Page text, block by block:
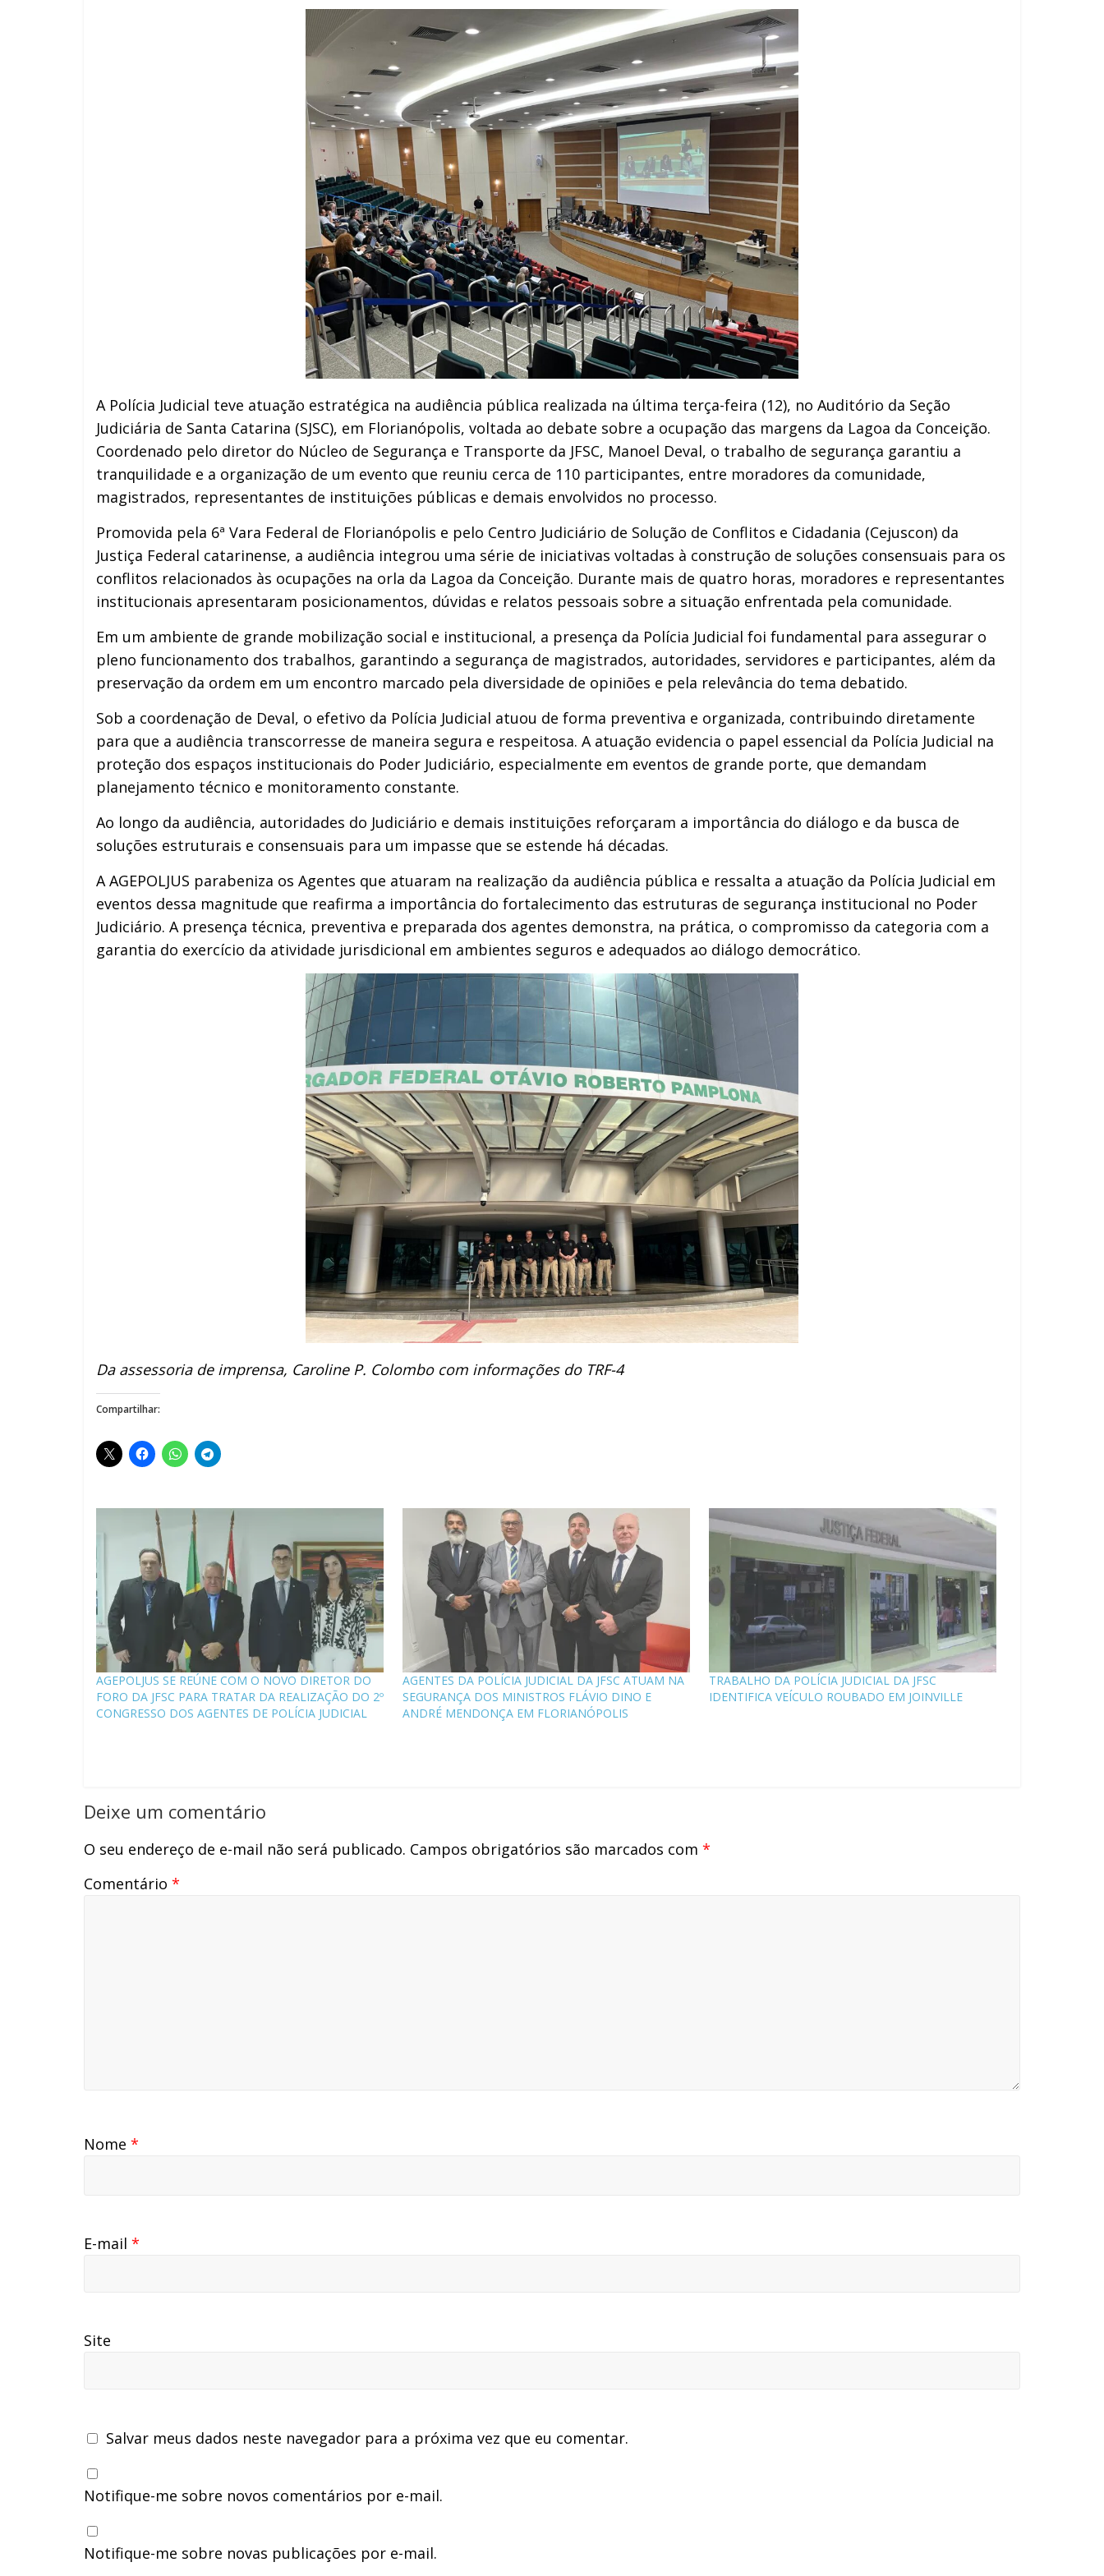
A Polícia Judicial teve atuação estratégica na audiência pública realizada na última terça-feira (12), no Auditório da Seção
Judiciária de Santa Catarina (SJSC), em Florianópolis, voltada ao debate sobre a ocupação das margens da Lagoa da Conceição.
Coordenado pelo diretor do Núcleo de Segurança e Transporte da JFSC, Manoel Deval, o trabalho de segurança garantiu a
tranquilidade e a organização de um evento que reuniu cerca de 110 participantes, entre moradores da comunidade,
magistrados, representantes de instituições públicas e demais envolvidos no processo.
Promovida pela 6ª Vara Federal de Florianópolis e pelo Centro Judiciário de Solução de Conflitos e Cidadania (Cejuscon) da
Justiça Federal catarinense, a audiência integrou uma série de iniciativas voltadas à construção de soluções consensuais para os
conflitos relacionados às ocupações na orla da Lagoa da Conceição. Durante mais de quatro horas, moradores e representantes
institucionais apresentaram posicionamentos, dúvidas e relatos pessoais sobre a situação enfrentada pela comunidade.
Em um ambiente de grande mobilização social e institucional, a presença da Polícia Judicial foi fundamental para assegurar o
pleno funcionamento dos trabalhos, garantindo a segurança de magistrados, autoridades, servidores e participantes, além da
preservação da ordem em um encontro marcado pela diversidade de opiniões e pela relevância do tema debatido.
Sob a coordenação de Deval, o efetivo da Polícia Judicial atuou de forma preventiva e organizada, contribuindo diretamente
para que a audiência transcorresse de maneira segura e respeitosa. A atuação evidencia o papel essencial da Polícia Judicial na
proteção dos espaços institucionais do Poder Judiciário, especialmente em eventos de grande porte, que demandam
planejamento técnico e monitoramento constante.
Ao longo da audiência, autoridades do Judiciário e demais instituições reforçaram a importância do diálogo e da busca de
soluções estruturais e consensuais para um impasse que se estende há décadas.
A AGEPOLJUS parabeniza os Agentes que atuaram na realização da audiência pública e ressalta a atuação da Polícia Judicial em
eventos dessa magnitude que reafirma a importância do fortalecimento das estruturas de segurança institucional no Poder
Judiciário. A presença técnica, preventiva e preparada dos agentes demonstra, na prática, o compromisso da categoria com a
garantia do exercício da atividade jurisdicional em ambientes seguros e adequados ao diálogo democrático.
Da assessoria de imprensa, Caroline P. Colombo com informações do TRF-4
Compartilhar:
AGEPOLJUS SE REÚNE COM O NOVO DIRETOR DO
FORO DA JFSC PARA TRATAR DA REALIZAÇÃO DO 2º
CONGRESSO DOS AGENTES DE POLÍCIA JUDICIAL
AGENTES DA POLÍCIA JUDICIAL DA JFSC ATUAM NA
SEGURANÇA DOS MINISTROS FLÁVIO DINO E
ANDRÉ MENDONÇA EM FLORIANÓPOLIS
TRABALHO DA POLÍCIA JUDICIAL DA JFSC
IDENTIFICA VEÍCULO ROUBADO EM JOINVILLE
Deixe um comentário
O seu endereço de e-mail não será publicado. Campos obrigatórios são marcados com *
Comentário *
Nome *
E-mail *
Site
Salvar meus dados neste navegador para a próxima vez que eu comentar.
Notifique-me sobre novos comentários por e-mail.
Notifique-me sobre novas publicações por e-mail.